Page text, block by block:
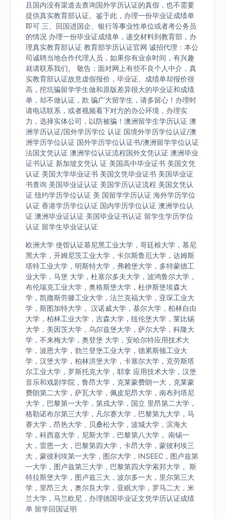
且国内没有渠道去查询国外学历认证的真假，也不需要
提供真实教育部认证。鉴于此，办理一份毕业证成绩单
即可 三、回国进国企、银行等事业性单位或者考公务员
的情况 办理一份毕业证成绩单，递交材料到教育部，办
理真实教育部认证 教育部学历认证官网 诚招代理：本公
司诚聘当地合作代理人员，如果你有业余时间，有兴趣
就请联系我们。 敬告：面对网上有些不良个人中介，真
实教育部认证故意虚假报价，毕业证、成绩单却报价很
高，挖坑骗留学学生做和原版差异很大的毕业证和成绩
单，却不做认证，欺 骗广大留学生，请多留心！办理时
请电话联系，或者视频看下对方的办公环境，办理实
力，选择实体公司，以防被骗！澳洲留学生学历认证 澳
洲学历认证/国外学历学位 认证 国境外学历学位认证/澳
洲学历学位认证 国外学历学位认证书/澳洲留学学位认证
法国文凭认证 澳洲学位认证流程国外文凭认证 澳洲毕业
证书认证 新加坡文凭认 证 美国高中毕业证书 美国文凭
认证 美国大学毕业证书 美国文凭毕业证书 美国毕业证
书查询 美国毕业证认证 美国学历认证流程 美国文凭认
证 纽约学历学位认证 美 国留学学历认证 海外学历学位
认证 香港学历学位认证 国内学历学位认证 澳洲学位认
证 澳洲毕业证认证 美国毕业证书认证 留学生学历学位
认证 留学生毕业证认证
欧洲大学 使馆认证慕尼黑工业大学，哥廷根大学，慕尼
黑大学，开姆尼茨工业大学，卡尔斯鲁厄大学，达姆斯
塔特工业大学，明斯特大学，弗赖堡大学，多特蒙德工
业大学，马堡 大学，杜塞尔多夫大学，波鸿鲁尔大学，
布伦瑞克工业大学，奥格斯堡大学，杜伊斯堡埃森大
学，凯撒斯劳滕工业大学，法兰克福大学，亚琛工业大
学，斯图加特大学， 汉诺威大学，基尔大学，柏林自由
大学，柏林工业大学，吉森大学，纽伦堡大学，莱比锡
大学，美因茨大学，乌尔兹堡大学，萨尔大学，科隆大
学，不来梅大学，奥登堡 大学，安哈尔特应用技术大
学，波恩大学，勃兰登堡工业大学，德累斯顿工业大
学，汉堡大学，柏林洪堡大学，卡塞尔大学，克劳斯塔
尔工业大学，罗斯托克大学，耶拿 应用技术大学，汉堡
音乐和戏剧学院，鲁昂大学，克莱蒙费朗一大，克莱蒙
费朗第二大学，萨瓦大学，佩皮尼昂大学，南布列塔尼
大学，巴黎第一大学，第戎大学，国立 里昂第二大学，
格勒诺布尔第三大学，凡尔赛大学，巴黎第九大学，马
赛大学，昂热大学，贝桑松大学，波城大学，滨海大
学，科西嘉大学，尼斯大学，巴黎第八大学， 南锡一
大，雷恩一大，巴黎第四大学，卡昂大学，蒙彼利埃三
大，蒙彼利埃第一大学，图尔大学，INSEEC，图卢兹第
一大学，图卢兹第三大学，巴黎第四大学索邦大学， 斯
特拉斯堡大学，图卢兹三大，波尔多一大，里尔第三大
学，里昂三大，奥尔良大学，亚眠大学，罗马二大，米
兰大学，马兰欧尼，办理德国毕业证文凭学历认证成绩
单 留学回国证明